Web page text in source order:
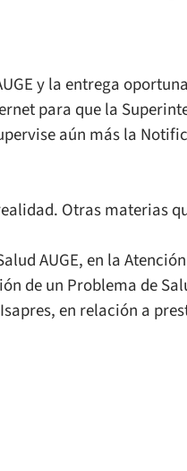
y la entrega
para que la
aún más la
Otras materias
AUGE, en la
de un Problema de
en relación a